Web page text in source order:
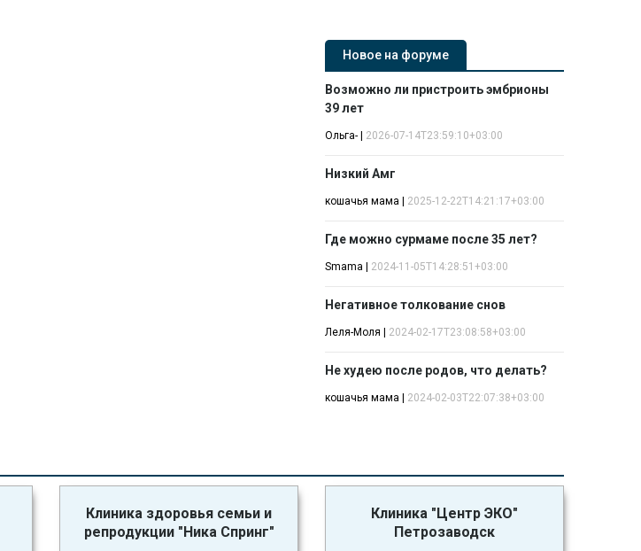
Новое на форуме
Возможно ли пристроить эмбрионы
39 лет
Ольга- 2026-07-14T23:59:10+03:00
Низкий Амг
кошачья мама 2025-12-22T14:21:17+03:00
Где можно сурмаме после 35 лет?
Smama 2024-11-05T14:28:51+03:00
Негативное толкование снов
Леля-Моля 2024-02-17T23:08:58+03:00
Не худею после родов, что делать?
кошачья мама 2024-02-03T22:07:38+03:00
Клиника здоровья семьи и
репродукции "Ника Спринг"
Клиника "Центр ЭКО"
Петрозаводск